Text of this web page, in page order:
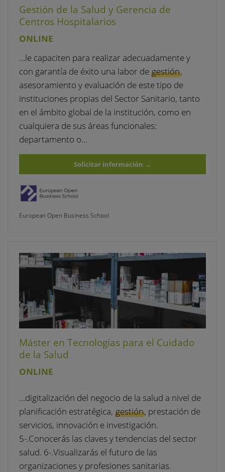
Gestión de la Salud y Gerencia de
Centros Hospitalarios
ONLINE
…le capaciten para realizar adecuadamente y
con garantía de éxito una labor de gestión,
asesoramiento y evaluación de este tipo de
instituciones propias del Sector Sanitario, tanto
en el ámbito global de la institución, como en
cualquiera de sus áreas funcionales:
departamento o…
Solicitar información →
European Open Business School
Máster en Tecnologías para el Cuidado
de la Salud
ONLINE
…digitalización del negocio de la salud a nivel de
planificación estratégica, gestión, prestación de
servicios, innovación e investigación.
5-.Conocerás las claves y tendencias del sector
salud. 6-.Visualizarás el futuro de las
organizaciones y profesiones sanitarias.